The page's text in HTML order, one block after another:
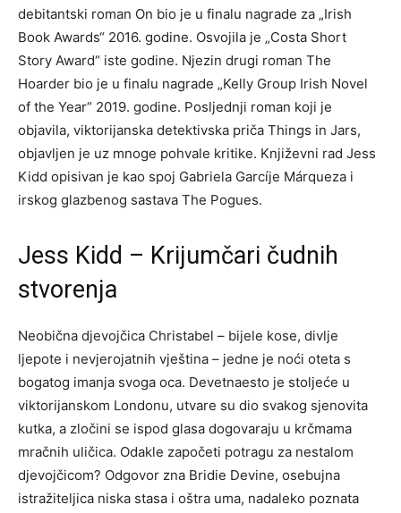
debitantski roman On bio je u finalu nagrade za „Irish
Book Awards“ 2016. godine. Osvojila je „Costa Short
Story Award“ iste godine. Njezin drugi roman The
Hoarder bio je u finalu nagrade „Kelly Group Irish Novel
of the Year“ 2019. godine. Posljednji roman koji je
objavila, viktorijanska detektivska priča Things in Jars,
objavljen je uz mnoge pohvale kritike. Književni rad Jess
Kidd opisivan je kao spoj Gabriela Garcíje Márqueza i
irskog glazbenog sastava The Pogues.
Jess Kidd – Krijumčari čudnih
stvorenja
Neobična djevojčica Christabel – bijele kose, divlje
ljepote i nevjerojatnih vještina – jedne je noći oteta s
bogatog imanja svoga oca. Devetnaesto je stoljeće u
viktorijanskom Londonu, utvare su dio svakog sjenovita
kutka, a zločini se ispod glasa dogovaraju u krčmama
mračnih uličica. Odakle započeti potragu za nestalom
djevojčicom? Odgovor zna Bridie Devine, osebujna
istražiteljica niska stasa i oštra uma, nadaleko poznata